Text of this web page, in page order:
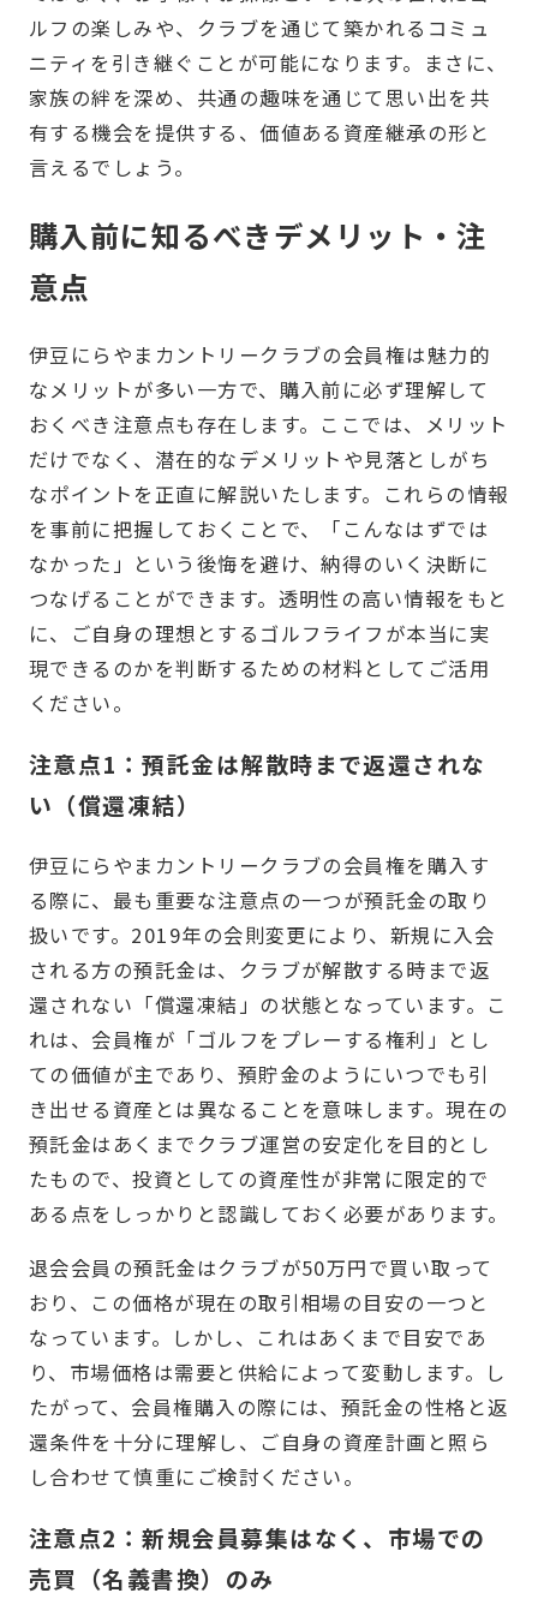
ルフの楽しみや、クラブを通じて築かれるコミュ
ニティを引き継ぐことが可能になります。まさに、
家族の絆を深め、共通の趣味を通じて思い出を共
有する機会を提供する、価値ある資産継承の形と
言えるでしょう。
購入前に知るべきデメリット・注
意点
伊豆にらやまカントリークラブの会員権は魅力的
なメリットが多い一方で、購入前に必ず理解して
おくべき注意点も存在します。ここでは、メリット
だけでなく、潜在的なデメリットや見落としがち
なポイントを正直に解説いたします。これらの情報
を事前に把握しておくことで、「こんなはずでは
なかった」という後悔を避け、納得のいく決断に
つなげることができます。透明性の高い情報をもと
に、ご自身の理想とするゴルフライフが本当に実
現できるのかを判断するための材料としてご活用
ください。
注意点1：預託金は解散時まで返還されな
い（償還凍結）
伊豆にらやまカントリークラブの会員権を購入す
る際に、最も重要な注意点の一つが預託金の取り
扱いです。2019年の会則変更により、新規に入会
される方の預託金は、クラブが解散する時まで返
還されない「償還凍結」の状態となっています。こ
れは、会員権が「ゴルフをプレーする権利」とし
ての価値が主であり、預貯金のようにいつでも引
き出せる資産とは異なることを意味します。現在の
預託金はあくまでクラブ運営の安定化を目的とし
たもので、投資としての資産性が非常に限定的で
ある点をしっかりと認識しておく必要があります。
退会会員の預託金はクラブが50万円で買い取って
おり、この価格が現在の取引相場の目安の一つと
なっています。しかし、これはあくまで目安であ
り、市場価格は需要と供給によって変動します。し
たがって、会員権購入の際には、預託金の性格と返
還条件を十分に理解し、ご自身の資産計画と照ら
し合わせて慎重にご検討ください。
注意点2：新規会員募集はなく、市場での
売買（名義書換）のみ